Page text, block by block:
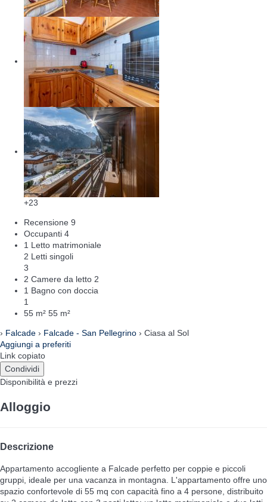
+23
Recensione 9
Occupanti 4
1 Letto matrimoniale
2 Letti singoli
3
2 Camere da letto 2
1 Bagno con doccia
1
55 m² 55 m²
› Falcade › Falcade - San Pellegrino › Ciasa al Sol
Aggiungi a preferiti
Link copiato
Condividi
Disponibilità e prezzi
Alloggio
Descrizione
Appartamento accogliente a Falcade perfetto per coppie e piccoli
gruppi, ideale per una vacanza in montagna. L'appartamento offre uno
spazio confortevole di 55 mq con capacità fino a 4 persone, distribuito